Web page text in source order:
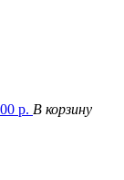
р. В корзину